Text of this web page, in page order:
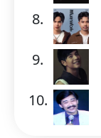
8.
9.
10.